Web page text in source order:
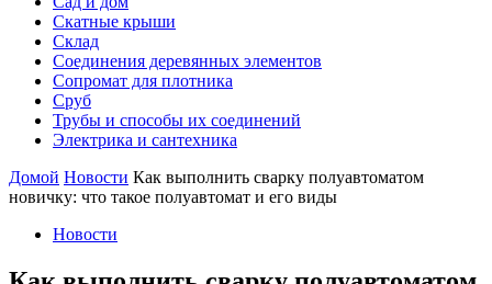
Скатные крыши
Склад
Соединения деревянных элементов
Сопромат для плотника
Сруб
Трубы и способы их соединений
Электрика и сантехника
Домой Новости Как выполнить сварку полуавтоматом
новичку: что такое полуавтомат и его виды
Новости